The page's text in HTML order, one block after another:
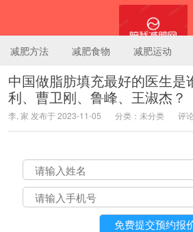
陪我减肥网
减肥方法 减肥食物 减肥运动
中国做脂肪填充最好的医生是
利、曹卫刚、鲁峰、王淑杰？
李, 家 发布于 2023-11-05 分类：未分类 评